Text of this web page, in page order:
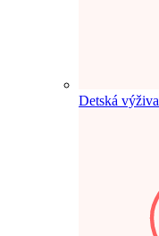
Detská výživa